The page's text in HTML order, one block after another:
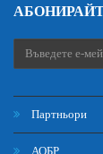
Партньори
АОБР